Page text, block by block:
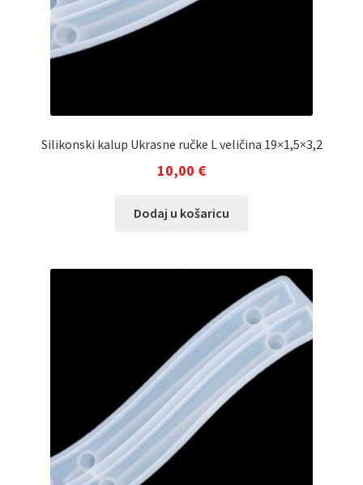
Silikonski kalup Ukrasne ručke L veličina 19×1,5×3,2
10,00 €
Dodaj u košaricu